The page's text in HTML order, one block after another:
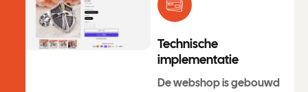
Technische
implementatie
De webshop is gebouwd